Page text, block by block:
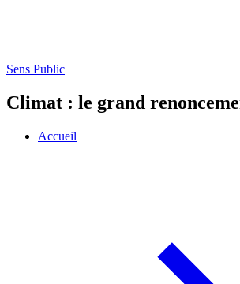
Sens Public
Climat : le grand
Accueil